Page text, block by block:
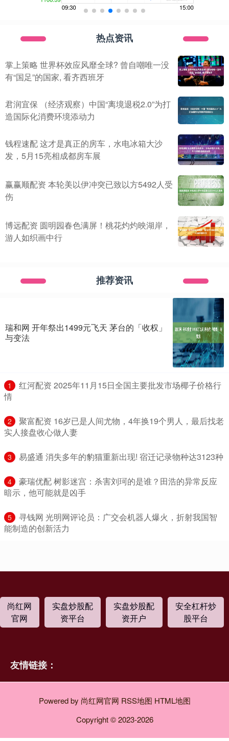
热点资讯
掌上策略 世界杯效应风靡全球? 曾自嘲唯一没
有“国足”的国家, 看齐西班牙
君润宜保 （经济观察）中国“离境退税2.0”为打
造国际化消费环境添动力
钱程速配 这才是真正的房车，水电冰箱大沙
发，5月15亮相成都房车展
赢赢顺配资 本轮美以伊冲突已致以方5492人受
伤
博远配资 圆明园春色满屏！桃花灼灼映湖岸，
游人如织画中行
推荐资讯
瑞和网 开年祭出1499元飞天 茅台的「收权」
与变法
1
​红河配资 2025年11月15日全国主要批发市场椰子价格行
情
2
​聚富配资 16岁已是人间尤物，4年换19个男人，最后找老
实人接盘收心做人妻
3 ​易盛通 消失多年的豹猫重新出现! 宿迁记录物种达3123种
4
​豪瑞优配 树影迷宫：杀害刘珂的是谁？田浩的异常反应
暗示，他可能就是凶手
5
​寻钱网 光明网评论员：广交会机器人爆火，折射我国智
能制造的创新活力
尚红网
官网
实盘炒股配
资平台
实盘炒股配
资开户
安全杠杆炒
股平台
友情链接：
Powered by 尚红网官网 RSS地图 HTML地图
Copyright© 2023-2026